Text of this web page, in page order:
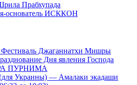
Прабхупада
основатель ИСККОН
Джаганнатхи Мишры
Дня явления Господа
ПУРНИМА
Украины) — Амалаки экадаши